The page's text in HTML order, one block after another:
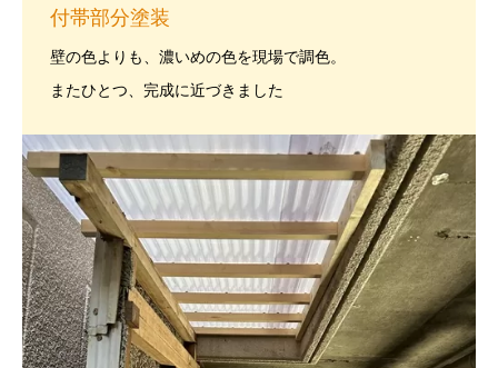
付帯部分塗装
壁の色よりも、濃いめの色を現場で調色。
またひとつ、完成に近づきました